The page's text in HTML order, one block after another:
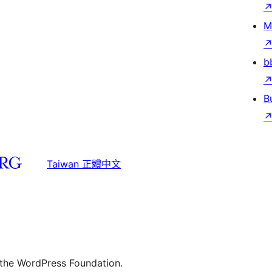
↗
↗
↗
↗
Taiwan 正體中文
WordPress Foundation.